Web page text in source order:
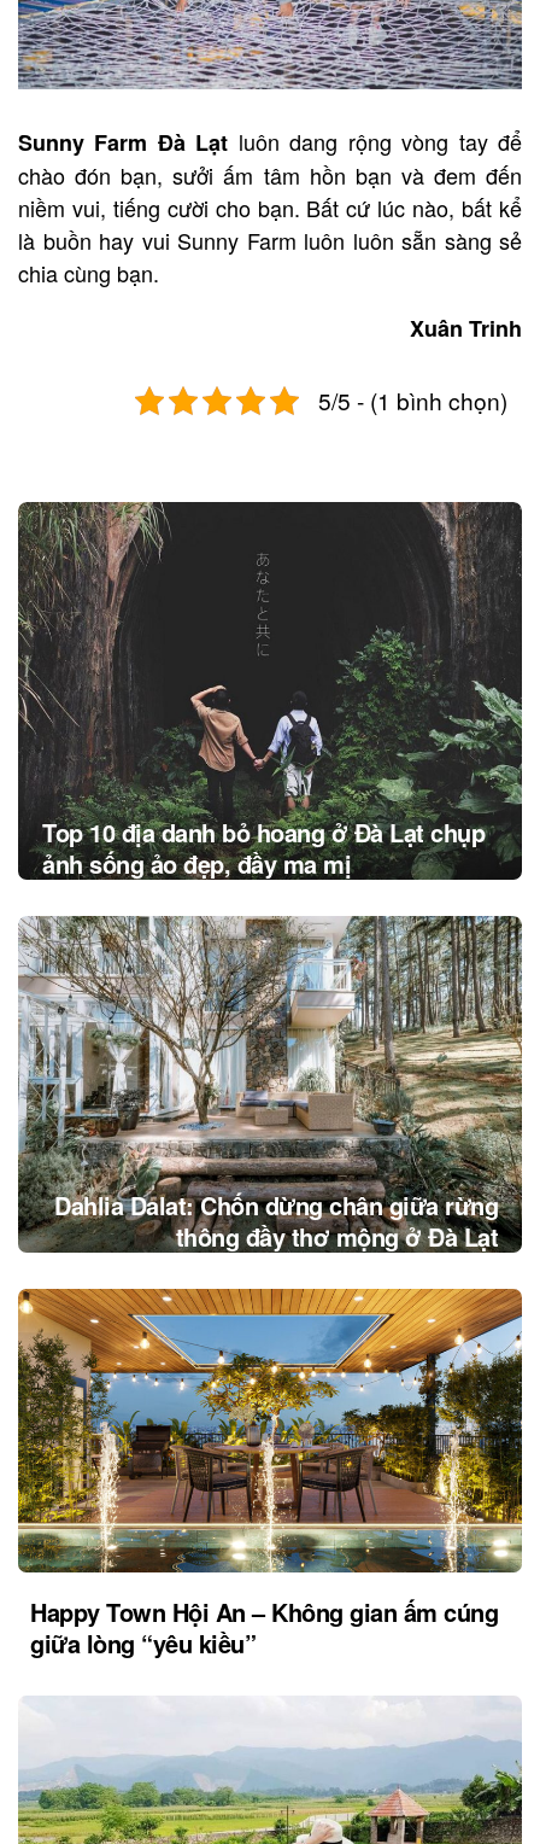
Sunny Farm Đà Lạt luôn dang rộng vòng tay để
chào đón bạn, sưởi ấm tâm hồn bạn và đem đến
niềm vui, tiếng cười cho bạn. Bất cứ lúc nào, bất kể
là buồn hay vui Sunny Farm luôn luôn sẵn sàng sẻ
chia cùng bạn.
Xuân Trinh
5/5 - (1 bình chọn)
Post
navigation
Top 10 địa danh bỏ hoang ở Đà Lạt chụp
ảnh sống ảo đẹp, đầy ma mị
Dahlia Dalat: Chốn dừng chân giữa rừng
thông đầy thơ mộng ở Đà Lạt
Happy Town Hội An – Không gian ấm cúng
giữa lòng “yêu kiều”